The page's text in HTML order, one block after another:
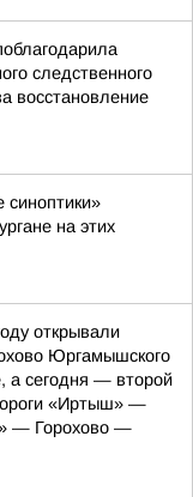
следственного
восстановление
синоптики»
на этих
открывали
Юргамышского
а сегодня — второй
«Иртыш» —
— Горохово —